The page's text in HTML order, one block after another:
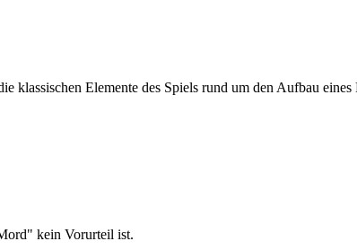
klassischen Elemente des Spiels rund um den Aufbau
kein Vorurteil ist.